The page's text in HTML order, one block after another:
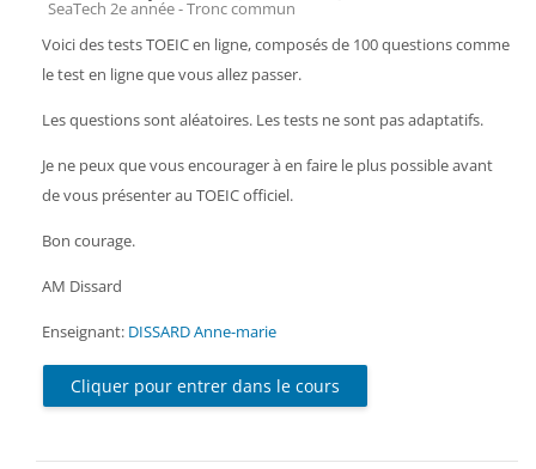
Catégorie de cours
SeaTech 2e année - Tronc commun
Voici des tests TOEIC en ligne, composés de 100 questions comme
le test en ligne que vous allez passer.
Les questions sont aléatoires. Les tests ne sont pas adaptatifs.
Je ne peux que vous encourager à en faire le plus possible avant
de vous présenter au TOEIC officiel.
Bon courage.
AM Dissard
Enseignant: DISSARD Anne-marie
Cliquer pour entrer dans le cours